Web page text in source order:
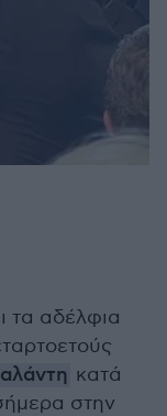
τα αδέλφια
κατά
στην